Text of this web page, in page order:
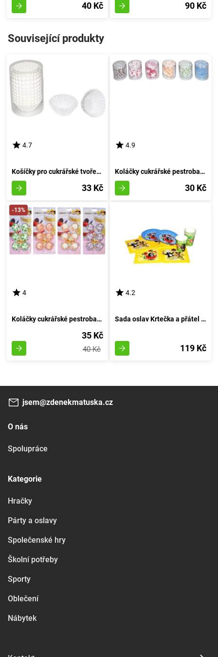
40 Kč 90 Kč
Související produkty
4.7
Košíčky pro cukrářské tvoření 6cm (šířka 3cm, výška 1,5cm) - balení 200 kusů
33 Kč
4.9
Koláčky cukrářské pestrobarevné 7,5cm (pr.3cm, v.2,2cm) - 100 kusů
30 Kč
-13%
4
Koláčky cukrářské pestrobarevné 6cm (šířka 2cm, výška 2cm) - balení 150 kusů
35 Kč
40 Kč
4.2
Sada oslav Krtečka a přátel 18 kousků
119 Kč
jsem@zdenekmatuska.cz
O nás
Spolupráce
Kategorie
Hračky
Párty a oslavy
Společenské hry
Školní potřeby
Sporty
Oblečení
Nábytek